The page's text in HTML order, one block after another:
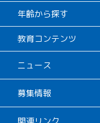
年齢から探す
教育コンテンツ
ニュース
募集情報